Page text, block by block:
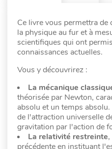
Ce livre vous permettra de
la physique au fur et à
scientifiques qui ont
connaissances actuelles.
Vous y découvrirez :
La mécanique
théorisée par Newton,
absolu et un temps
de l'attraction universelle
gravitation par l'action de
La relativité restreinte
précédente en instituant